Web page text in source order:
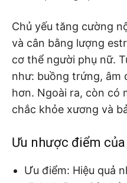
Chủ yếu tăng cường
và cân bằng lượng
cơ thể người phụ nữ.
như: buồng trứng, âm
hơn. Ngoài ra, còn có
chắc khỏe xương và
Ưu nhược điểm
Ưu điểm: Hiệu quả